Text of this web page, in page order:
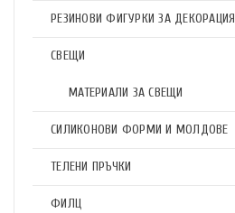
РЕЗИНОВИ ФИГУРКИ ЗА ДЕКОРАЦИЯ
СВЕЩИ
МАТЕРИАЛИ ЗА СВЕЩИ
СИЛИКОНОВИ ФОРМИ И МОЛДОВЕ
ТЕЛЕНИ ПРЪЧКИ
ФИЛЦ